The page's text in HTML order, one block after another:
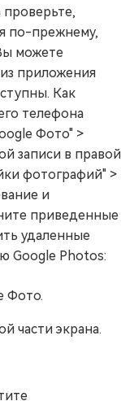
проверьте,
по-прежнему,
можете
приложения
Как
телефона
Фото" >
записи в правой
фотографий" >
и
приведенные
удаленные
Google Photos:
Фото.
части экрана.